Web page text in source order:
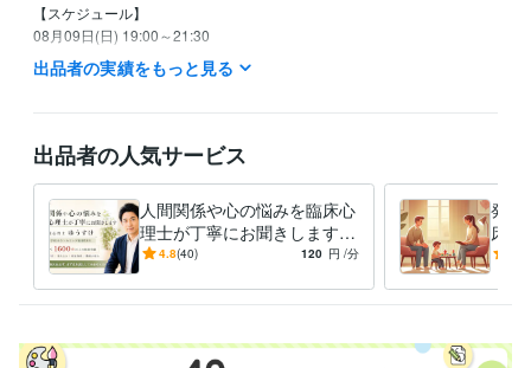
【スケジュール】
08月09日(日) 19:00～21:30
以降は未定です。
※ 時間は変更する可能性があります。
経験職種
ライフスタイル・その他 / カウンセラー・コーチ 経験年数 : 16年
職歴
精神科クリニック
スクールカウンセラー 2009年3月 ~ 現在
出品者の実績をもっと見る
出品者の人気サービス
人間関係や心の悩みを臨床心
理士が丁寧にお聞きします
カウンセリング歴18年以上の
4.8(40) 120 円 /分
発達
床心
カウ